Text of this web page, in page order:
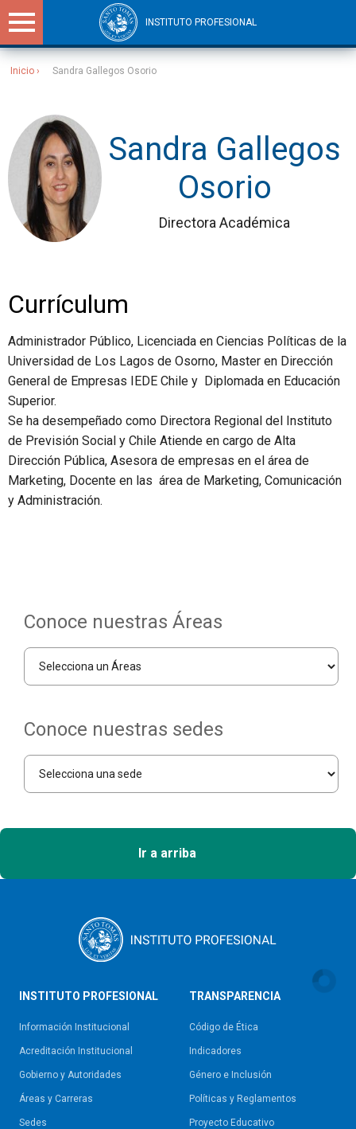
INSTITUTO PROFESIONAL
Inicio Sandra Gallegos Osorio
Sandra Gallegos
Osorio
Directora Académica
Currículum
Administrador Público, Licenciada en Ciencias Políticas de la
Universidad de Los Lagos de Osorno, Master en Dirección
General de Empresas IEDE Chile y Diplomada en Educación
Superior.
Se ha desempeñado como Directora Regional del Instituto
de Previsión Social y Chile Atiende en cargo de Alta
Dirección Pública, Asesora de empresas en el área de
Marketing, Docente en las área de Marketing, Comunicación
y Administración.
Conoce nuestras Áreas
Conoce nuestras sedes
Ir a arriba
INSTITUTO PROFESIONAL
Información Institucional
Acreditación Institucional
Gobierno y Autoridades​
Áreas y Carreras
Sedes
TRANSPARENCIA
Código de Ética
Indicadores
Género e Inclusión
Políticas y Reglamentos​
Proyecto Educativo